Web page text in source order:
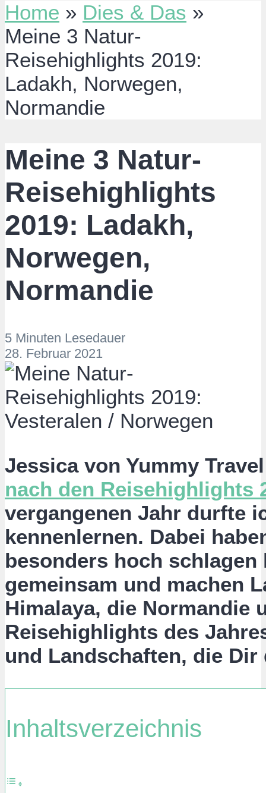
Home » Dies & Das »
Meine 3 Natur-
Reisehighlights 2019:
Ladakh, Norwegen,
Normandie
Meine 3 Natur-
Reisehighlights
2019: Ladakh,
Norwegen,
Normandie
5 Minuten Lesedauer
28. Februar 2021
Jessica von Yummy
nach den Reisehighlights
vergangenen Jahr durfte
kennenlernen. Dabei
besonders hoch schlagen
gemeinsam und machen
Himalaya, die Normandie
Reisehighlights des
und Landschaften, die Dir
Inhaltsverzeichnis